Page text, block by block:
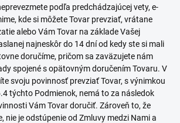
podľa predchádzajúcej vety, e-
kde si môžete Tovar prevziať, vrátane
alebo Vám Tovar na základe Vašej
najneskôr do 14 dní od kedy ste si mali
doručíme, pričom sa zaväzujete nám
spojené s opätovným doručením Tovaru. V
svoju povinnosť prevziať Tovar, s výnimkou
týchto Podmienok, nemá to za následok
Vám Tovar doručiť. Zároveň to, že
nie je odstúpenie od Zmluvy medzi Nami a